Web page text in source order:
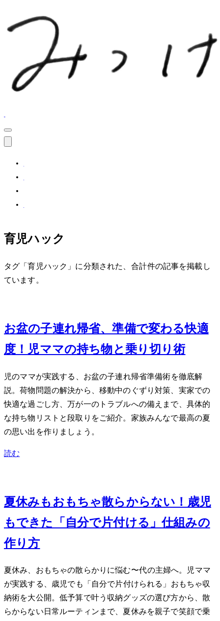
育児ハック
タグ「育児ハック」に分類された、合計 14 件の記事を掲載し
ています。
お盆の子連れ帰省、準備で変わる快適
度！2児ママの持ち物と乗り切り術
2児のママが実践する、お盆の子連れ帰省準備術を徹底解
説。荷物問題の解決から、移動中のぐずり対策、実家での
快適な過ごし方、万が一のトラブルへの備えまで、具体的
な持ち物リストと段取りをご紹介。家族みんなで最高の夏
の思い出を作りましょう。
読む
夏休みもおもちゃ散らからない！3歳児
もできた「自分で片付ける」仕組みの
作り方
夏休み、おもちゃの散らかりに悩む30〜40代の主婦へ。2児ママ
が実践する、3歳児でも「自分で片付けられる」おもちゃ収
納術を大公開。低予算で叶う収納グッズの選び方から、散
らからない日常ルーティンまで、夏休みを親子で笑顔で乗